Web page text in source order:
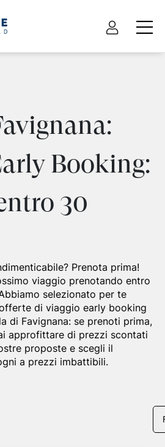
Booking:
30
Prenota prima!
viaggio prenotando entro
selezionato per te
di viaggio early booking
di Favignana: se prenoti prima,
approfittare di prezzi scontati
proposte e scegli il
a prezzi imbattibili.